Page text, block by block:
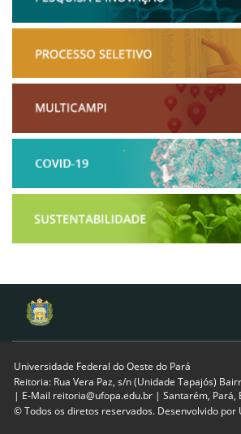
Universidade Federal do Oeste do Pará
Reitoria: Rua Vera Paz, s/n (Unidade Tapajós)
| E-Mail reitoria@ufopa.edu.br | Santarém, Pará,
© Todos os diretos reservados. Desenvolvido por